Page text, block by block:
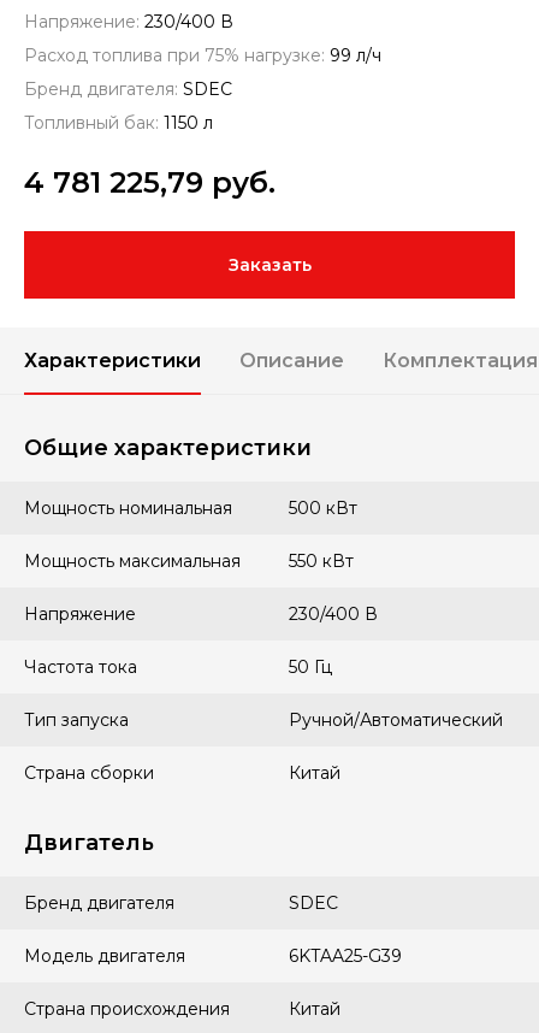
Напряжение: 230/400 В
Расход топлива при 75% нагрузке: 99 л/ч
Бренд двигателя: SDEC
Топливный бак: 1150 л
4 781 225,79 руб.
Заказать
Характеристики Описание Комплектация
Общие характеристики
Мощность номинальная 500 кВт
Мощность максимальная 550 кВт
Напряжение 230/400 В
Частота тока 50 Гц
Тип запуска Ручной/Автоматический
Страна сборки Китай
Двигатель
Бренд двигателя SDEC
Модель двигателя 6KTAA25-G39
Страна происхождения Китай